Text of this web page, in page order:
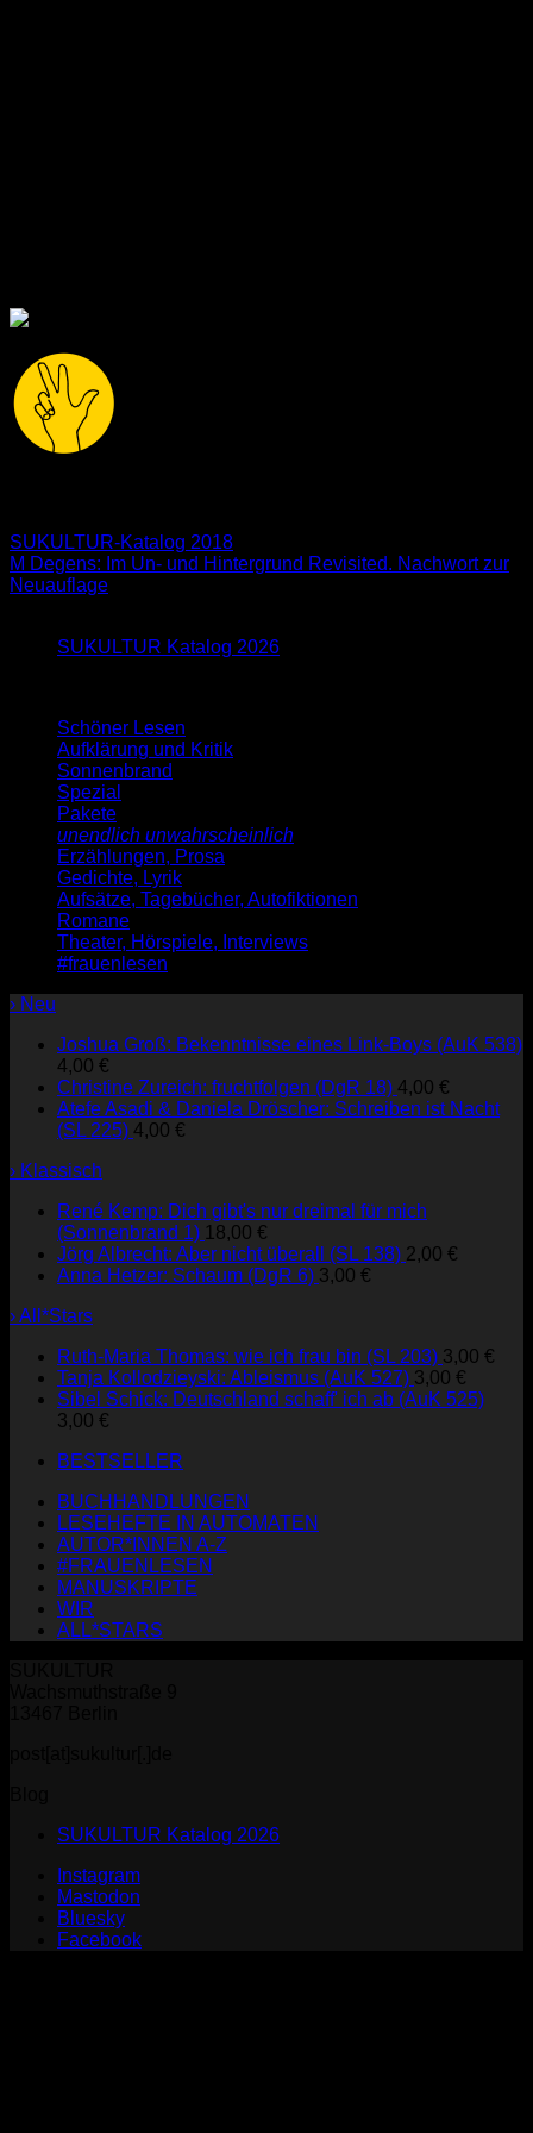
SUKULTUR-Katalog 2018
M Degens: Im Un- und Hintergrund Revisited. Nachwort zur
Neuauflage
SUKULTUR Katalog 2026
Schöner Lesen
Aufklärung und Kritik
Sonnenbrand
Spezial
Pakete
unendlich unwahrscheinlich
Erzählungen, Prosa
Gedichte, Lyrik
Aufsätze, Tagebücher, Autofiktionen
Romane
Theater, Hörspiele, Interviews
#frauenlesen
› Neu
Joshua Groß: Bekenntnisse eines Link-Boys (AuK 538)
4,00 €
Christine Zureich: fruchtfolgen (DgR 18) 4,00 €
Atefe Asadi & Daniela Dröscher: Schreiben ist Nacht
(SL 225) 4,00 €
› Klassisch
René Kemp: Dich gibt's nur dreimal für mich
(Sonnenbrand 1) 18,00 €
Jörg Albrecht: Aber nicht überall (SL 138) 2,00 €
Anna Hetzer: Schaum (DgR 6) 3,00 €
› All*Stars
Ruth-Maria Thomas: wie ich frau bin (SL 203) 3,00 €
Tanja Kollodzieyski: Ableismus (AuK 527) 3,00 €
Sibel Schick: Deutschland schaff' ich ab (AuK 525)
3,00 €
BESTSELLER
BUCHHANDLUNGEN
LESEHEFTE IN AUTOMATEN
AUTOR*INNEN A-Z
#FRAUENLESEN
MANUSKRIPTE
WIR
ALL*STARS
SUKULTUR Katalog 2026
Instagram
Mastodon
Bluesky
Facebook